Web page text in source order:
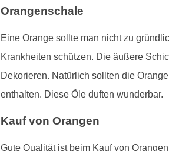
Orangenschale
Eine Orange sollte man nicht zu
Krankheiten schützen. Die äußere
Dekorieren. Natürlich sollten die
enthalten. Diese Öle duften wunderbar.
Kauf von Orangen
Gute Qualität ist beim Kauf von